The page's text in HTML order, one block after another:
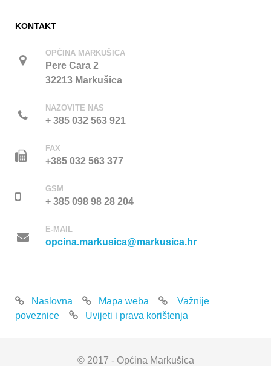
KONTAKT
OPĆINA MARKUŠICA
Pere Cara 2
32213 Markušica
NAZOVITE NAS
+ 385 032 563 921
FAX
+385 032 563 377
GSM
+ 385 098 98 28 204
E-MAIL
opcina.markusica@markusica.hr
Naslovna Mapa weba
Važnije
poveznice
Uvijeti i prava korištenja
© 2017 - Općina Markušica